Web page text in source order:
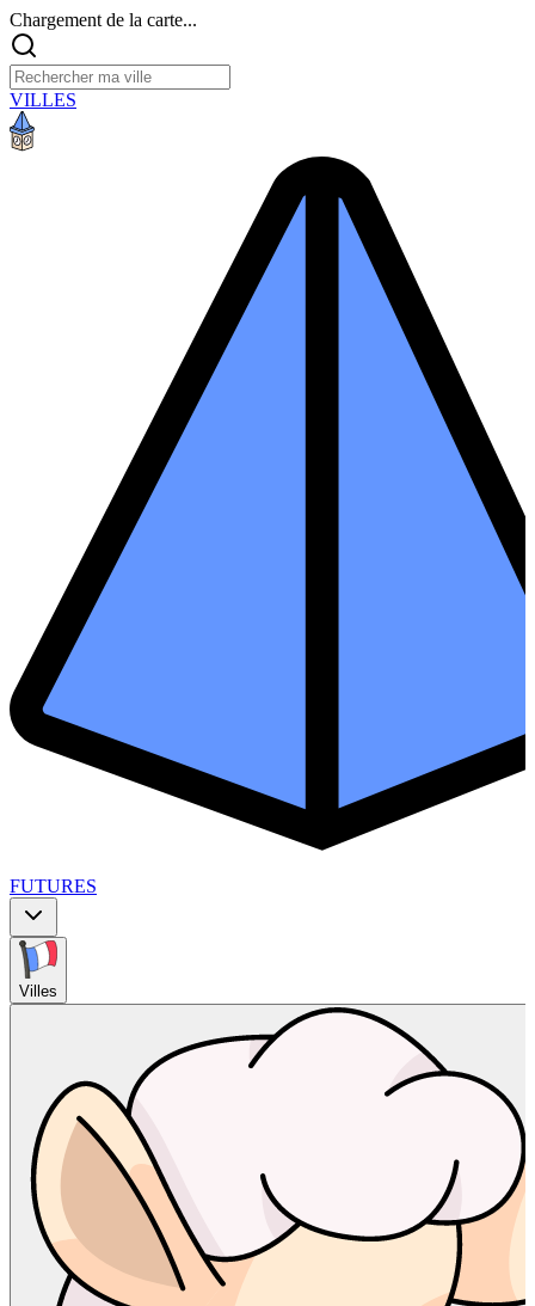
Chargement de la carte...
VILLES
FUTURES
Villes